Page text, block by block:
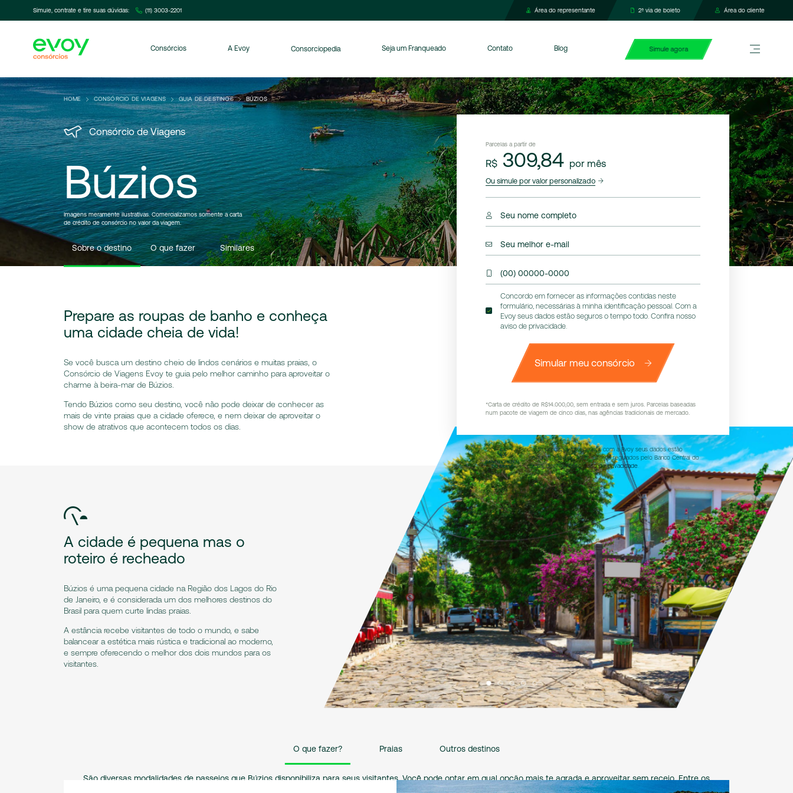
Simule, contrate e tire suas dúvidas: (11) 3003-2201 Área do representante 2ª via de boleto Área do cliente
Consórcios A Evoy Consorciopedia Seja um Franqueado Contato Blog Simule agora
HOME CONSÓRCIO DE VIAGENS GUIA DE DESTINOS BÚZIOS
Consórcio de Viagens
Búzios
Imagens meramente ilustrativas. Comercializamos somente a carta
de crédito de consórcio no valor da viagem.
Sobreo destino O que fazer Similares
Prepare as roupas de banho e conheça
uma cidade cheia de vida!
Se você busca um destino cheio de lindos cenários e muitas praias, o
Consórcio de Viagens Evoy te guia pelo melhor caminho para aproveitar o
charme à beira-mar de Búzios.
Tendo Búzios como seu destino, você não pode deixar de conhecer as
mais de vinte praias que a cidade oferece, e nem deixar de aproveitar o
show de atrativos que acontecem todos os dias.
Parcelas a partir de
R$ 309,84 por mês
Ou simule por valor personalizado
Seu nome completo
Seu melhor e-mail
(00) 00000-0000
Concordo em fornecer as informações contidas neste
formulário, necessárias à minha identificação pessoal. Com a
Evoy seus dados estão seguros o tempo todo. Confira nosso
aviso de privacidade
Simular meu consórcio
*Carta de crédito de R$14.000,00, sem entrada e sem juros. Parcelas baseadas
num pacote de viagem de cinco dias, nas agências tradicionais de mercado.
E não precisa se preocupar, com a Evoy seus dados estão
seguros o tempo todo. Somos regulados pelo Banco Central do
Brasil. Confira nossoaviso de privacidade
A cidade é pequena mas o
roteiro é recheado
Búzios é uma pequena cidade na Região dos Lagos do Rio
de Janeiro, e é considerada um dos melhores destinos do
Brasil para quem curte lindas praias.
A estância recebe visitantes de todo o mundo, e sabe
balancear a estética mais rústica e tradicional ao moderno,
e sempre oferecendo o melhor dos dois mundos para os
visitantes.
O que fazer? Praias Outros destinos
São diversas modalidades de passeios que Búzios disponibiliza para seus visitantes. Você pode optar em qual opção mais te agrada e aproveitar sem receio. Entre os
passeios estão: escuna, lancha, voos de asa delta e parapente, passeios de helicóptero e muito mais.